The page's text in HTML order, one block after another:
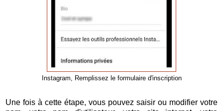
Instagram, Remplissez le formulaire d'inscription
Une fois à cette étape, vous pouvez saisir ou modifier votre